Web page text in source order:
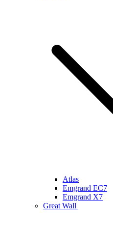
Atlas
Emgrand EC7
Emgrand X7
Great Wall